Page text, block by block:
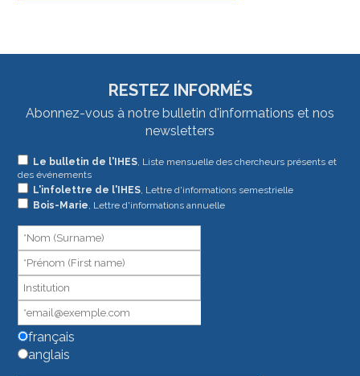
RESTEZ INFORMÉS
Abonnez-vous à notre bulletin d'informations et nos
newsletters
Le bulletin de l'IHES , Liste mensuelle des chercheurs présents et
des événements
L'infolettre de l'IHES, Lettre d'informations semestrielle
Bois-Marie, Lettre d'informations annuelle
français
anglais
Si
vous
êtes
humain,
ne
remplissez
pas
ce
champ.